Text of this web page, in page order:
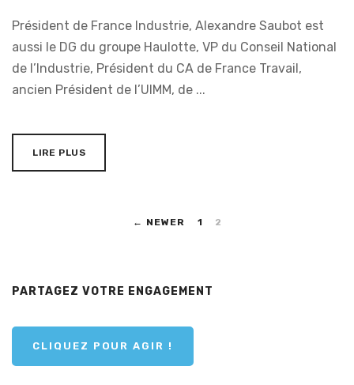
Président de France Industrie, Alexandre Saubot est
aussi le DG du groupe Haulotte, VP du Conseil National
de l’Industrie, Président du CA de France Travail,
ancien Président de l’UIMM, de ...
LIRE PLUS
← NEWER 1 2
PARTAGEZ VOTRE ENGAGEMENT
CLIQUEZ POUR AGIR !